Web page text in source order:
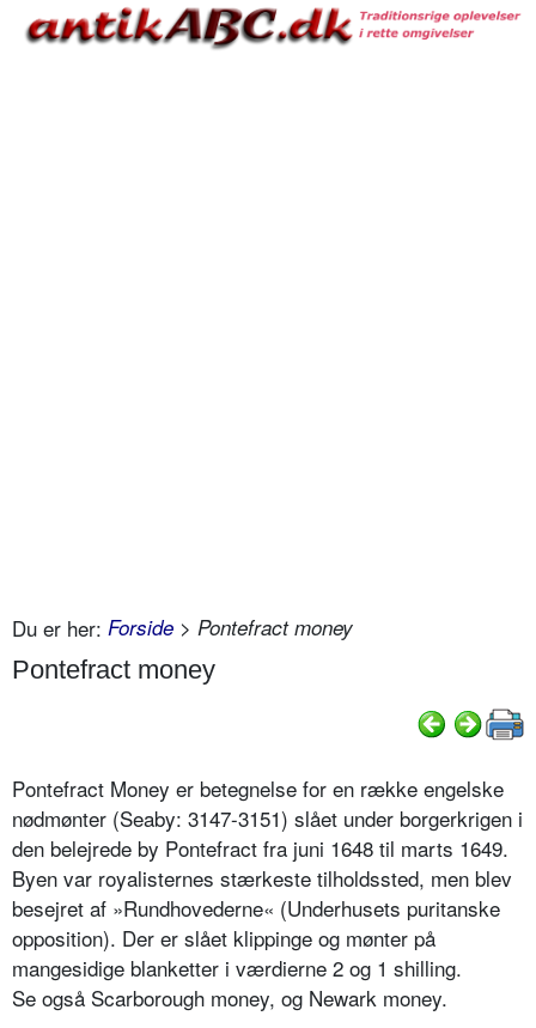
Du er her: Forside > Pontefract money
Pontefract money
Pontefract Money er betegnelse for en række engelske
nødmønter (Seaby: 3147-3151) slået under borgerkrigen i
den belejrede by Pontefract fra juni 1648 til marts 1649.
Byen var royalisternes stærkeste tilholdssted, men blev
besejret af »Rundhovederne« (Underhusets puritanske
opposition). Der er slået klippinge og mønter på
mangesidige blanketter i værdierne 2 og 1 shilling.
Se også Scarborough money, og Newark money.